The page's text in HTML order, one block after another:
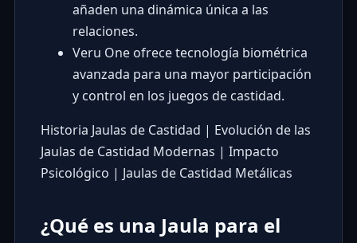
añaden una dinámica única a las
relaciones.
Veru One ofrece tecnología biométrica
avanzada para una mayor participación
y control en los juegos de castidad.
Historia Jaulas de Castidad | Evolución de las
Jaulas de Castidad Modernas | Impacto
Psicológico | Jaulas de Castidad Metálicas
¿Qué es una Jaula para el